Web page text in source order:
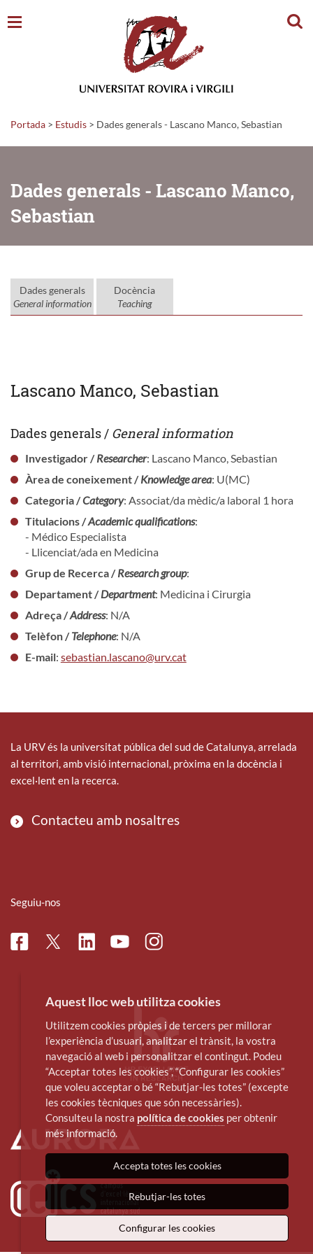
Portada > Estudis > Dades generals - Lascano Manco, Sebastian
Dades generals - Lascano Manco,
Sebastian
Dades generals
General information
Docència
Teaching
Lascano Manco, Sebastian
Dades generals / General information
Investigador /Researcher: Lascano Manco, Sebastian
Àrea de coneixement /Knowledge area: U(MC)
Categoria /Category: Associat/da mèdic/a laboral 1 hora
Titulacions /Academic qualifications:
- Médico Especialista
- Llicenciat/ada en Medicina
Grup de Recerca /Research group:
Departament /Department: Medicina i Cirurgia
Adreça /Address: N/A
Telèfon /Telephone: N/A
E-mail: sebastian.lascano@urv.cat
La URV és la universitat pública del sud de Catalunya, arrelada
al territori, amb visió internacional, pròxima en la docència i
excel·lent en la recerca.
Contacteu amb nosaltres
Seguiu-nos
FacebookTwitterLinkedinYoutubeInstagram
Aquest lloc web utilitza cookies
Utilitzem cookies pròpies i de tercers per millorar
l’experiència d’usuari, analitzar el trànsit, la vostra
navegació al web i personalitzar el contingut. Podeu
“Acceptar totes les cookies”, “Configurar les cookies”
que voleu acceptar o bé “Rebutjar-les totes” (excepte
les cookies tècniques que són necessàries).
Consulteu la nostra política de cookies per obtenir
més informació.
Accepta totes les cookies
Rebutjar-les totes
Configurar les cookies